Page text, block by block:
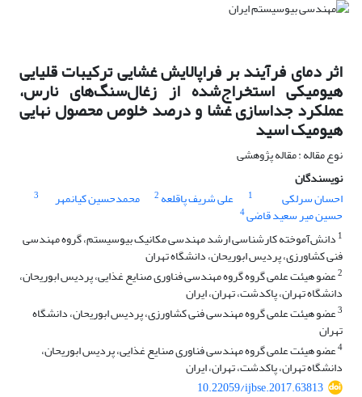
اثر دمای فرآیند بر فراپالایش غشایی ترکیبات قلیایی
هیومیکی استخراج‌شده از زغال‌سنگ‌های نارس،
عملکرد جداسازی غشا و درصد خلوص محصول نهایی
هیومیک اسید
نوع مقاله : مقاله پژوهشی
نویسندگان
احسان سرلکی
1 علی شریف پاقلعه 2 محمدحسین کیانمهر 3
حسین میر سعید قاضی4
1 دانش‌آموخته کارشناسی ارشد مهندسی مکانیک بیوسیستم، گروه مهندسی
فنی کشاورزی، پردیس ابوریحان، دانشگاه تهران
2عضو هیئت علمی گروه گروه مهندسی فناوری صنایع غذایی، پردیس ابوریحان،
دانشگاه تهران، پاکدشت، تهران، ایران
3عضو هیئت علمی گروه مهندسی فنی کشاورزی، پردیس ابوریحان، دانشگاه
تهران
4عضو هیئت علمی گروه مهندسی فناوری صنایع غذایی، پردیس ابوریحان،
دانشگاه تهران، پاکدشت، تهران، ایران
10.22059/ijbse.2017.63813